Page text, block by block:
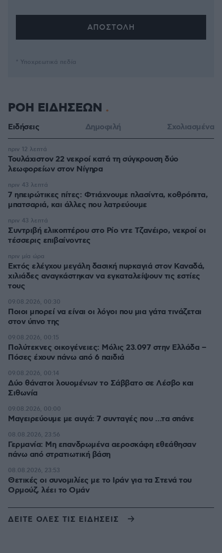
* Υποχρεωτικά πεδία
ΡΟΗ ΕΙΔΗΣΕΩΝ
Ειδήσεις Δημοφιλή Σχολιασμένα
Τουλάχιστον 22 νεκροί κατά τη σύγκρουση δύο
λεωφορείων στον Νίγηρα
πριν 12 λεπτά
7 ηπειρώτικες πίτες: Φτιάχνουμε πλασίντα, κοθρόπιτα,
μπατσαριά, και άλλες που λατρεύουμε
πριν 43 λεπτά
Συντριβή ελικοπτέρου στο Ρίο ντε Τζανέιρο, νεκροί οι
τέσσερις επιβαίνοντες
πριν 43 λεπτά
Εκτός ελέγχου μεγάλη δασική πυρκαγιά στον Καναδά,
χιλιάδες αναγκάστηκαν να εγκαταλείψουν τις εστίες
τους
πριν μία ώρα
Ποιοι μπορεί να είναι οι λόγοι που μια γάτα τινάζεται
στον ύπνο της
09.08.2026, 00:30
Πολύτεκνες οικογένειες: Μόλις 23.097 στην Ελλάδα –
Πόσες έχουν πάνω από 6 παιδιά
09.08.2026, 00:15
Δύο θάνατοι λουομένων το Σάββατο σε Λέσβο και
Σιθωνία
09.08.2026, 00:14
Μαγειρεύουμε με αυγά: 7 συνταγές που …τα σπάνε
09.08.2026, 00:00
Γερμανία: Μη επανδρωμένα αεροσκάφη εθεάθησαν
πάνω από στρατιωτική βάση
08.08.2026, 23:56
Θετικές οι συνομιλίες με το Ιράν για τα Στενά του
Ορμούζ, λέει το Ομάν
08.08.2026, 23:53
ΔΕΙΤΕ ΟΛΕΣ ΤΙΣ ΕΙΔΗΣΕΙΣ